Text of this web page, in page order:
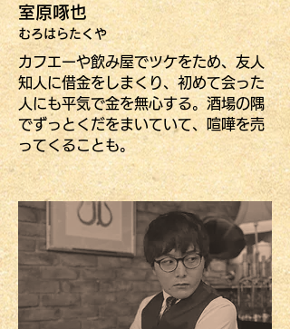
室原啄也
むろはらたくや
カフエーや飲み屋でツケをため、友人
知人に借金をしまくり、初めて会った
人にも平気で金を無心する。酒場の隅
でずっとくだをまいていて、喧嘩を売
ってくることも。